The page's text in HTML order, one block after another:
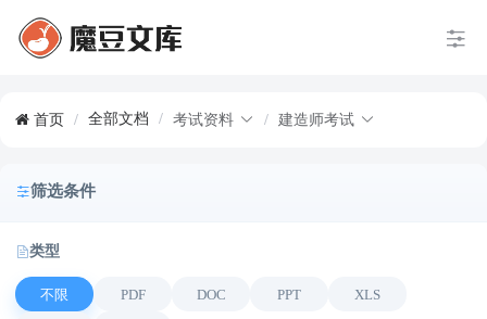
首页 / 全部文档 / 考试资料 / 建造师考试
筛选条件
类型
不限 PDF DOC PPT XLS